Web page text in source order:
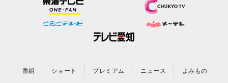
番組 ショート プレミアム ニュース よみもの